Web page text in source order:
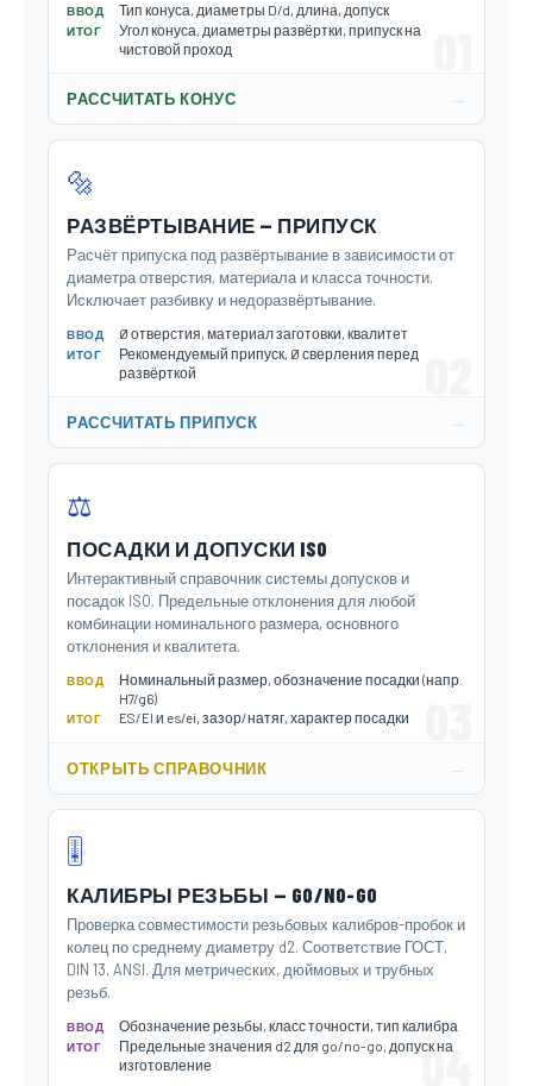
ВВОД Тип конуса, диаметры D/d, длина, допуск
ИТОГ
Угол конуса, диаметры развёртки, припуск на
чистовой проход
РАССЧИТАТЬ КОНУС →
🔩
РАЗВЁРТЫВАНИЕ — ПРИПУСК
Расчёт припуска под развёртывание в зависимости от
диаметра отверстия, материала и класса точности.
Исключает разбивку и недоразвёртывание.
ВВОД Ø отверстия, материал заготовки, квалитет
ИТОГ
Рекомендуемый припуск, Ø сверления перед
развёрткой
РАССЧИТАТЬ ПРИПУСК →
⚖️
ПОСАДКИ И ДОПУСКИ ISO
Интерактивный справочник системы допусков и
посадок ISO. Предельные отклонения для любой
комбинации номинального размера, основного
отклонения и квалитета.
ВВОД
Номинальный размер, обозначение посадки (напр.
H7/g6)
ИТОГ ES/EI и es/ei, зазор/натяг, характер посадки
ОТКРЫТЬ СПРАВОЧНИК →
04
🎚️
КАЛИБРЫ РЕЗЬБЫ — GO/NO-GO
Проверка совместимости резьбовых калибров-пробок и
колец по среднему диаметру d2. Соответствие ГОСТ,
DIN 13, ANSI. Для метрических, дюймовых и трубных
резьб.
ВВОД Обозначение резьбы, класс точности, тип калибра
ИТОГ
Предельные значения d2 для go/no-go, допуск на
изготовление